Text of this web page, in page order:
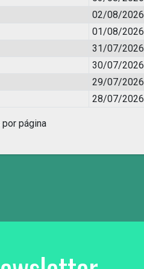
02/08/2026
01/08/2026
31/07/2026
30/07/2026
29/07/2026
28/07/2026
página